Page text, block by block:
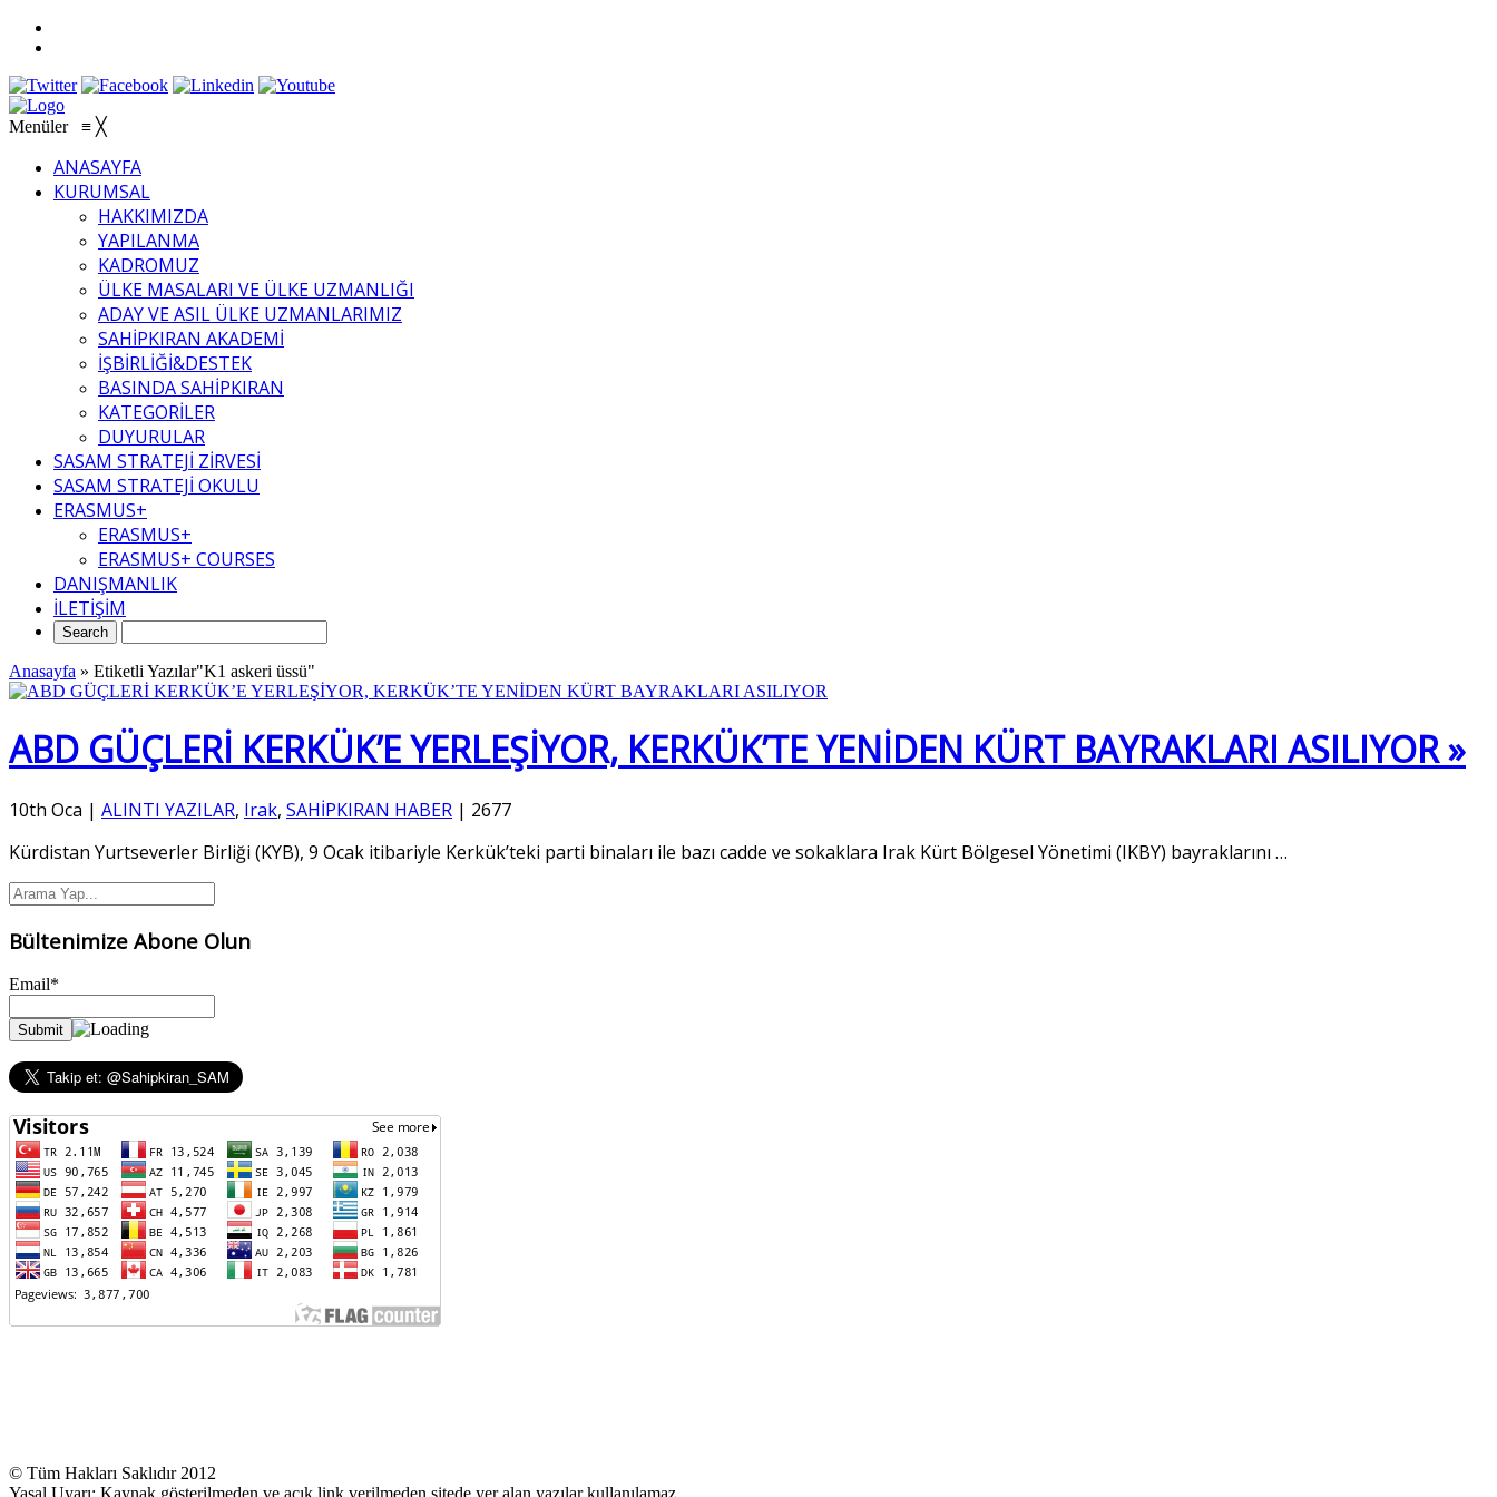
Menüler ≡ ╳
ANASAYFA
KURUMSAL
HAKKIMIZDA
YAPILANMA
KADROMUZ
ÜLKE MASALARI VE ÜLKE UZMANLIĞI
ADAY VE ASIL ÜLKE UZMANLARIMIZ
SAHİPKIRAN AKADEMİ
İŞBİRLİĞİ&DESTEK
BASINDA SAHİPKIRAN
KATEGORİLER
DUYURULAR
SASAM STRATEJİ ZİRVESİ
SASAM STRATEJİ OKULU
ERASMUS+
ERASMUS+
ERASMUS+ COURSES
DANIŞMANLIK
İLETİŞİM
Anasayfa » Etiketli Yazılar"K1 askeri üssü"
ABD GÜÇLERİ KERKÜK’E YERLEŞİYOR, KERKÜK’TE YENİDEN KÜRT BAYRAKLARI ASILIYOR »
10th Oca | ALINTI YAZILAR, Irak, SAHİPKIRAN HABER | 2677
Kürdistan Yurtseverler Birliği (KYB), 9 Ocak itibariyle Kerkük’teki parti binaları ile bazı cadde ve sokaklara Irak Kürt Bölgesel Yönetimi (IKBY) bayraklarını …
Bültenimize Abone Olun
Email*
© Tüm Hakları Saklıdır 2012